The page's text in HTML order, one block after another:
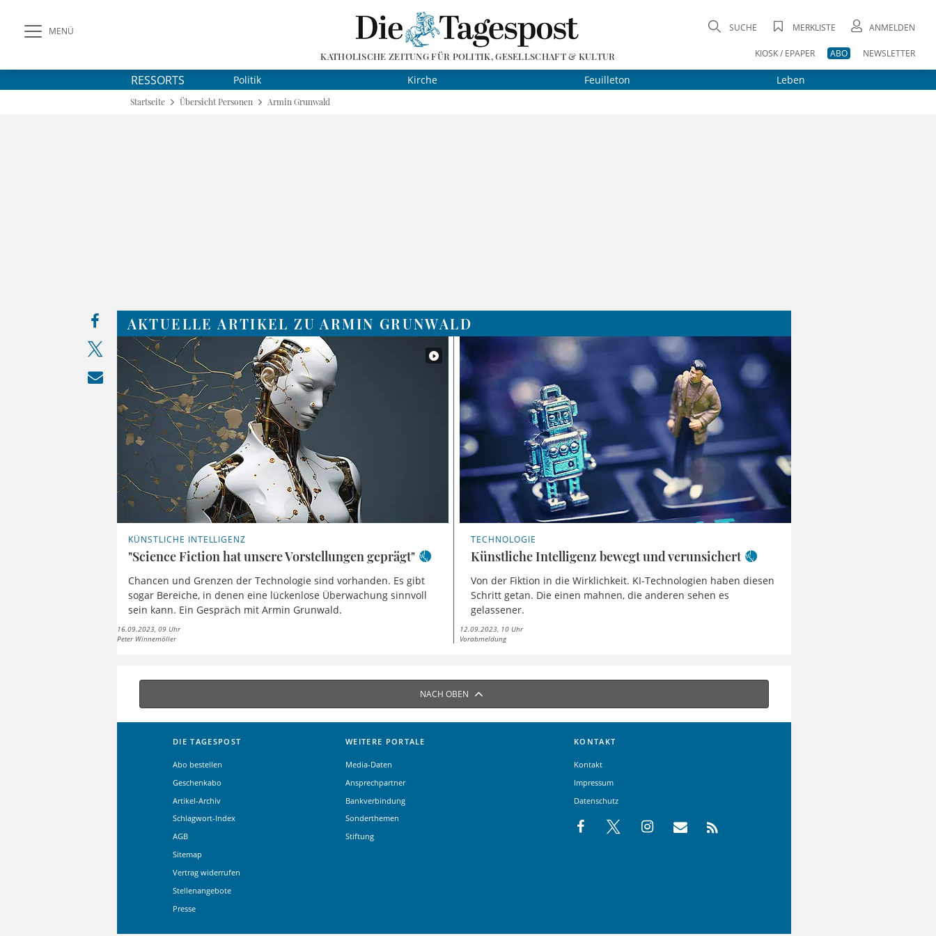
MENÜ
KATHOLISCHE ZEITUNG FÜR POLITIK, GESELLSCHAFT & KULTUR
SUCHE MERKLISTE ANMELDEN
KIOSK / EPAPER ABO NEWSLETTER
RESSORTS Politik Kirche Feuilleton Leben
Startseite Übersicht Personen Armin Grunwald
AKTUELLE ARTIKEL ZU ARMIN GRUNWALD
KÜNSTLICHE INTELLIGENZ
"Science Fiction hat unsere Vorstellungen geprägt"
Chancen und Grenzen der Technologie sind vorhanden. Es gibt
sogar Bereiche, in denen eine lückenlose Überwachung sinnvoll
sein kann. Ein Gespräch mit Armin Grunwald.
16.09.2023, 09 Uhr
Peter Winnemöller
TECHNOLOGIE
Künstliche Intelligenz bewegt und verunsichert
Von der Fiktion in die Wirklichkeit. KI-Technologien haben diesen
Schritt getan. Die einen mahnen, die anderen sehen es
gelassener.
12.09.2023, 10 Uhr
Vorabmeldung
NACH OBEN
DIE TAGESPOST
Abo bestellen
Geschenkabo
Artikel-Archiv
Schlagwort-Index
AGB
Sitemap
Vertrag widerrufen
Stellenangebote
Presse
WEITERE PORTALE
Media-Daten
Ansprechpartner
Bankverbindung
Sonderthemen
Stiftung
KONTAKT
Kontakt
Impressum
Datenschutz